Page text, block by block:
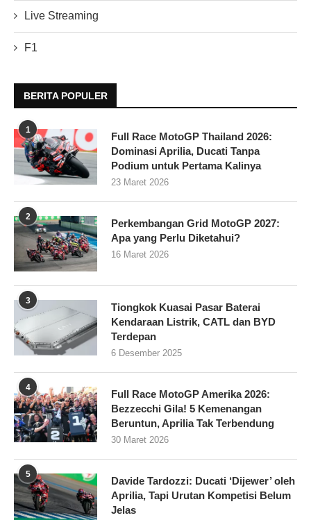
Live Streaming
F1
BERITA POPULER
1
Full Race MotoGP Thailand 2026:
Dominasi Aprilia, Ducati Tanpa
Podium untuk Pertama Kalinya
23 Maret 2026
2
Perkembangan Grid MotoGP 2027:
Apa yang Perlu Diketahui?
16 Maret 2026
3
Tiongkok Kuasai Pasar Baterai
Kendaraan Listrik, CATL dan BYD
Terdepan
6 Desember 2025
4
Full Race MotoGP Amerika 2026:
Bezzecchi Gila! 5 Kemenangan
Beruntun, Aprilia Tak Terbendung
30 Maret 2026
5
Davide Tardozzi: Ducati ‘Dijewer’ oleh
Aprilia, Tapi Urutan Kompetisi Belum
Jelas